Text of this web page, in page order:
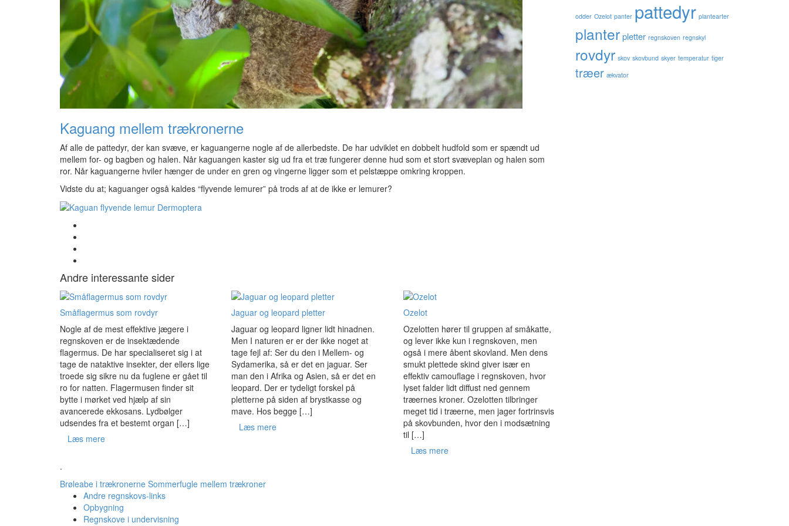
Kaguang mellem trækronerne
Af alle de pattedyr, der kan svæve, er kaguangerne nogle af de allerbedste. De har udviklet en dobbelt hudfold som er spændt ud
mellem for- og bagben og halen. Når kaguangen kaster sig ud fra et træ fungerer denne hud som et stort svæveplan og halen som
ror. Når kaguangerne hviler hænger de under en gren og vingerne ligger som et pelstæppe omkring kroppen.
Vidste du at; kaguanger også kaldes “flyvende lemurer” på trods af at de ikke er lemurer?
Andre interessante sider
Småflagermus som rovdyr
Nogle af de mest effektive jægere i
regnskoven er de insektædende
flagermus. De har specialiseret sig i at
tage de nataktive insekter, der ellers lige
troede sig sikre nu da fuglene er gået til
ro for natten. Flagermusen finder sit
bytte i mørket ved hjælp af sin
avancerede ekkosans. Lydbølger
udsendes fra et bestemt organ […]
Læs mere
Jaguar og leopard pletter
Jaguar og leopard ligner lidt hinadnen.
Men I naturen er er der ikke noget at
tage fejl af: Ser du den i Mellem- og
Sydamerika, så er det en jaguar. Ser
man den i Afrika og Asien, så er det en
leopard. Der er tydeligt forskel på
pletterne på siden af brystkasse og
mave. Hos begge […]
Læs mere
Ozelot
Ozelotten hører til gruppen af småkatte,
og lever ikke kun i regnskoven, men
også i mere åbent skovland. Men dens
smukt plettede skind giver især en
effektiv camouflage i regnskoven, hvor
lyset falder lidt diffust ned gennem
træernes kroner. Ozelotten tilbringer
meget tid i træerne, men jager fortrinsvis
på skovbunden, hvor den i modsætning
til […]
Læs mere
.
Brøleabe i trækronerne Sommerfugle mellem trækroner
odder Ozelot panter pattedyr plantearter
planter pletter regnskoven regnskyl
rovdyr skov skovbund skyer temperatur tiger
træer ækvator
Andre regnskovs-links
Opbygning
Regnskove i undervisning